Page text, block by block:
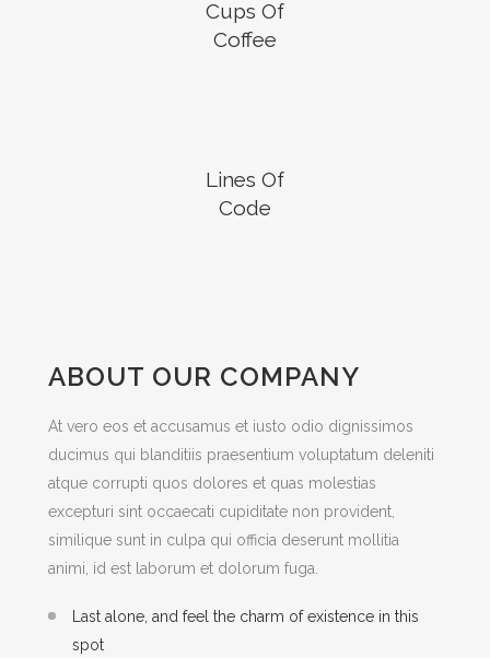
Cups Of
Coffee
Lines Of
Code
ABOUT OUR COMPANY
At vero eos et accusamus et iusto odio dignissimos
ducimus qui blanditiis praesentium voluptatum deleniti
atque corrupti quos dolores et quas molestias
excepturi sint occaecati cupiditate non provident,
similique sunt in culpa qui officia deserunt mollitia
animi, id est laborum et dolorum fuga.
Last alone, and feel the charm of existence in this
spot